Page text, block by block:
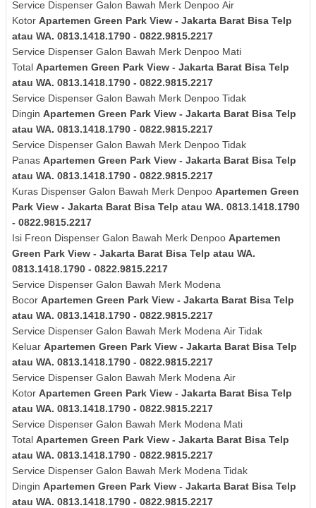
Service Dispenser Galon Bawah Merk Denpoo Air
Kotor Apartemen Green Park View - Jakarta Barat Bisa Telp
atau WA. 0813.1418.1790 - 0822.9815.2217
Service Dispenser Galon Bawah Merk Denpoo Mati
Total Apartemen Green Park View - Jakarta Barat Bisa Telp
atau WA. 0813.1418.1790 - 0822.9815.2217
Service Dispenser Galon Bawah Merk Denpoo Tidak
Dingin Apartemen Green Park View - Jakarta Barat Bisa Telp
atau WA. 0813.1418.1790 - 0822.9815.2217
Service Dispenser Galon Bawah Merk Denpoo Tidak
Panas Apartemen Green Park View - Jakarta Barat Bisa Telp
atau WA. 0813.1418.1790 - 0822.9815.2217
Kuras Dispenser Galon Bawah Merk Denpoo Apartemen Green
Park View - Jakarta Barat Bisa Telp atau WA. 0813.1418.1790
- 0822.9815.2217
Isi Freon Dispenser Galon Bawah Merk Denpoo Apartemen
Green Park View - Jakarta Barat Bisa Telp atau WA.
0813.1418.1790 - 0822.9815.2217
Service Dispenser Galon Bawah Merk Modena
Bocor Apartemen Green Park View - Jakarta Barat Bisa Telp
atau WA. 0813.1418.1790 - 0822.9815.2217
Service Dispenser Galon Bawah Merk Modena Air Tidak
Keluar Apartemen Green Park View - Jakarta Barat Bisa Telp
atau WA. 0813.1418.1790 - 0822.9815.2217
Service Dispenser Galon Bawah Merk Modena Air
Kotor Apartemen Green Park View - Jakarta Barat Bisa Telp
atau WA. 0813.1418.1790 - 0822.9815.2217
Service Dispenser Galon Bawah Merk Modena Mati
Total Apartemen Green Park View - Jakarta Barat Bisa Telp
atau WA. 0813.1418.1790 - 0822.9815.2217
Service Dispenser Galon Bawah Merk Modena Tidak
Dingin Apartemen Green Park View - Jakarta Barat Bisa Telp
atau WA. 0813.1418.1790 - 0822.9815.2217